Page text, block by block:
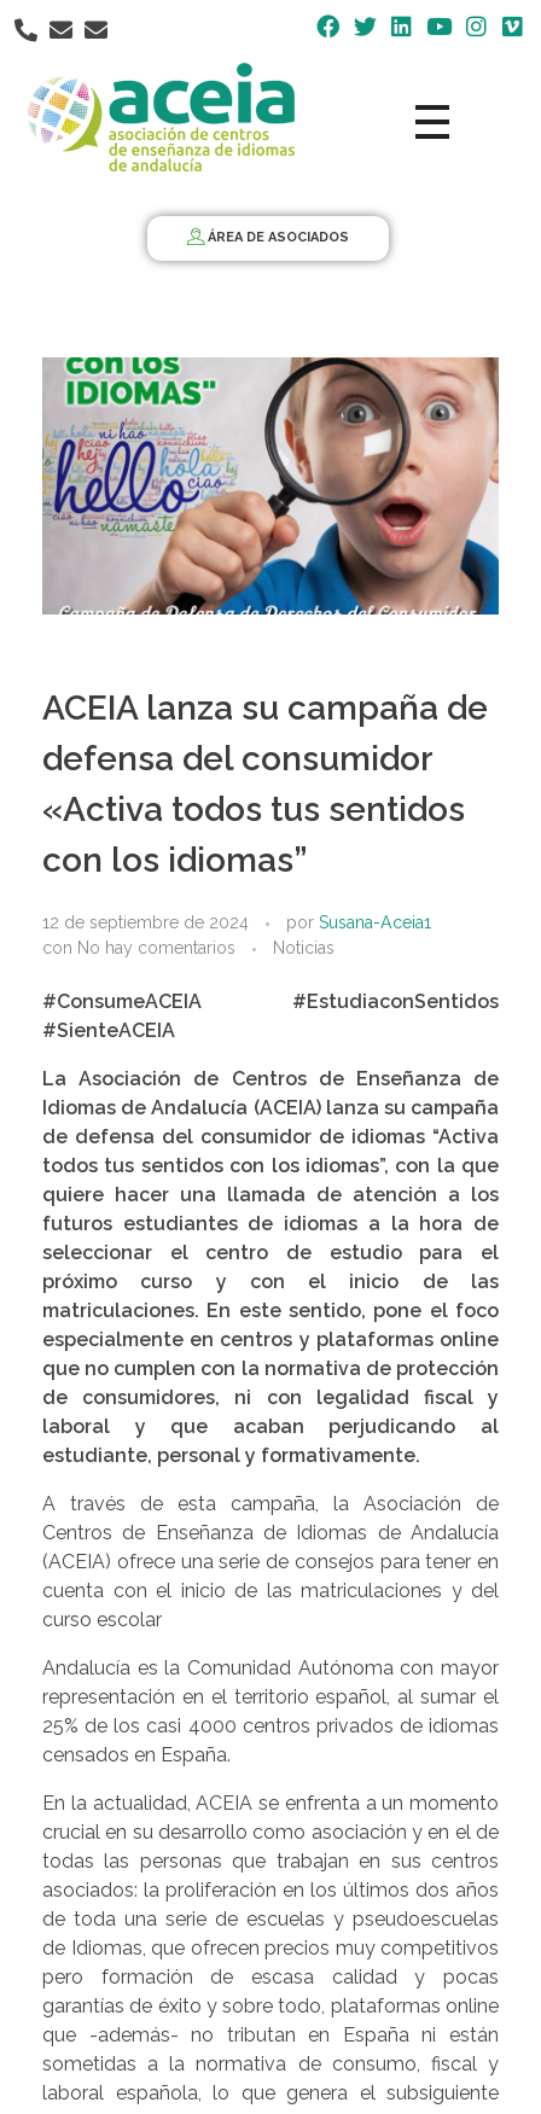
Nota:
este
web
incluye
ÁREA DE ASOCIADOS
ACEIA lanza su campaña de
defensa del consumidor
«Activa todos tus sentidos
con los idiomas”
12 de septiembre de 2024 por Susana-Aceia1
con No hay comentarios Noticias
#ConsumeACEIA #EstudiaconSentidos
#SienteACEIA
La Asociación de Centros de Enseñanza de
Idiomas de Andalucía (ACEIA) lanza su campaña
de defensa del consumidor de idiomas “Activa
todos tus sentidos con los idiomas”, con la que
quiere hacer una llamada de atención a los
futuros estudiantes de idiomas a la hora de
seleccionar el centro de estudio para el
próximo curso y con el inicio de las
matriculaciones. En este sentido, pone el foco
especialmente en centros y plataformas online
que no cumplen con la normativa de protección
de consumidores, ni con legalidad fiscal y
laboral y que acaban perjudicando al
estudiante, personal y formativamente.
A través de esta campaña, la Asociación de
Centros de Enseñanza de Idiomas de Andalucía
(ACEIA) ofrece una serie de consejos para tener en
cuenta con el inicio de las matriculaciones y del
curso escolar
Andalucía es la Comunidad Autónoma con mayor
representación en el territorio español, al sumar el
25% de los casi 4000 centros privados de idiomas
censados en España.
En la actualidad, ACEIA se enfrenta a un momento
crucial en su desarrollo como asociación y en el de
todas las personas que trabajan en sus centros
asociados: la proliferación en los últimos dos años
de toda una serie de escuelas y pseudoescuelas
de Idiomas, que ofrecen precios muy competitivos
pero formación de escasa calidad y pocas
garantías de éxito y sobre todo, plataformas online
que -además- no tributan en España ni están
sometidas a la normativa de consumo, fiscal y
laboral española, lo que genera el subsiguiente